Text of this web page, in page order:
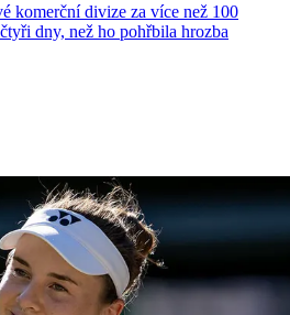
komerční divize za více než 100
dny, než ho pohřbila hrozba